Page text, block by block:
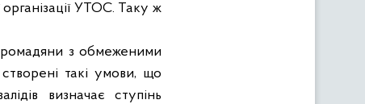
УТОС. Таку ж
з обмеженими
такі умови, що
визначає ступінь